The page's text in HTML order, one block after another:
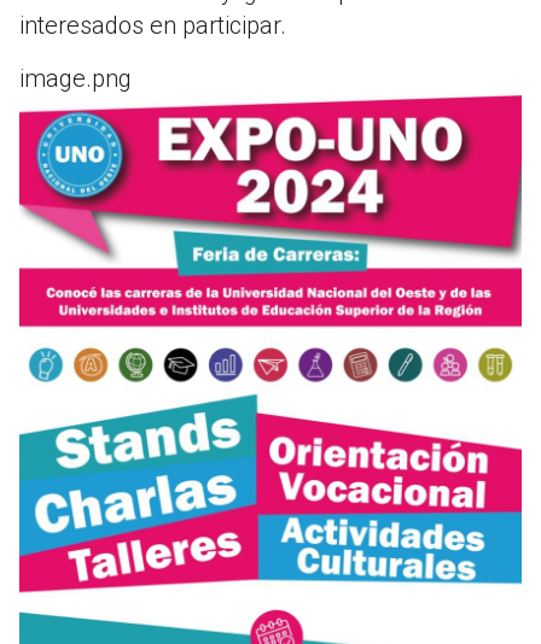
interesados en participar.
image.png